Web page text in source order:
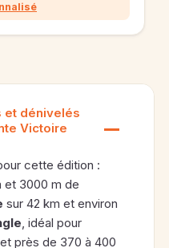
et dénivelés
Victoire
cette édition :
et 3000 m de
sur 42 km et environ
, idéal pour
près de 370 à 400